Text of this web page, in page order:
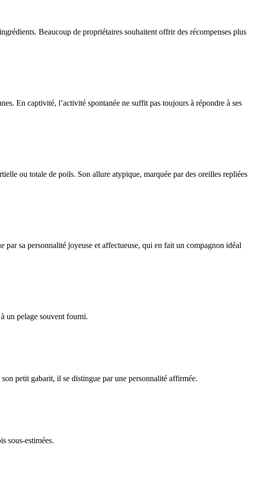
Beaucoup de propriétaires souhaitent offrir des récompenses plus
En captivité, l’activité spontanée ne suffit pas toujours à répondre à ses
ou totale de poils. Son allure atypique, marquée par des oreilles repliées
sa personnalité joyeuse et affectueuse, qui en fait un compagnon idéal
un pelage souvent fourni.
petit gabarit, il se distingue par une personnalité affirmée.
sous-estimées.